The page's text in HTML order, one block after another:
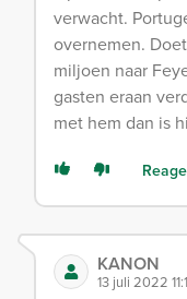
verwacht.
overnemen.
miljoen naar
gasten eraan
met hem dan is
KANON
13 juli 2022